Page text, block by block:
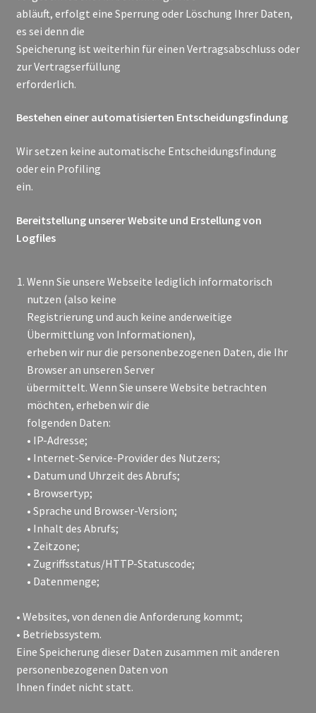
abläuft, erfolgt eine Sperrung oder Löschung Ihrer Daten,
es sei denn die
Speicherung ist weiterhin für einen Vertragsabschluss oder
zur Vertragserfüllung
erforderlich.
Bestehen einer automatisierten Entscheidungsfindung
Wir setzen keine automatische Entscheidungsfindung
oder ein Profiling
ein.
Bereitstellung unserer Website und Erstellung von
Logfiles
Wenn Sie unsere Webseite lediglich informatorisch
nutzen (also keine
Registrierung und auch keine anderweitige
Übermittlung von Informationen),
erheben wir nur die personenbezogenen Daten, die Ihr
Browser an unseren Server
übermittelt. Wenn Sie unsere Website betrachten
möchten, erheben wir die
folgenden Daten:
• IP-Adresse;
• Internet-Service-Provider des Nutzers;
• Datum und Uhrzeit des Abrufs;
• Browsertyp;
• Sprache und Browser-Version;
• Inhalt des Abrufs;
• Zeitzone;
• Zugriffsstatus/HTTP-Statuscode;
• Datenmenge;
• Websites, von denen die Anforderung kommt;
• Betriebssystem.
Eine Speicherung dieser Daten zusammen mit anderen
personenbezogenen Daten von
Ihnen findet nicht statt.